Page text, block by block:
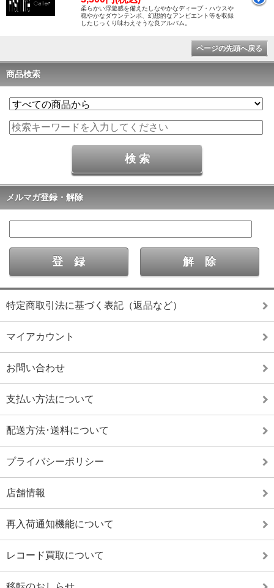
柔らかい浮遊感を備えたしなやかなディープ・ハウスや
穏やかなダウンテンポ、幻想的なアンビエント等を収録
したじっくり味わえそうな良アルバム。
ページの先頭へ戻る
商品検索
メルマガ登録・解除
特定商取引法に基づく表記（返品など）
マイアカウント
お問い合わせ
支払い方法について
配送方法･送料について
プライバシーポリシー
店舗情報
再入荷通知機能について
レコード買取について